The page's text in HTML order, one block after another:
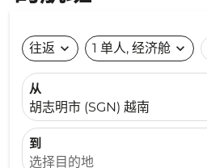
往返 expand_more 1 单人, 经济舱 expand_more
从
胡志明市 (SGN) 越南
到
选择目的地